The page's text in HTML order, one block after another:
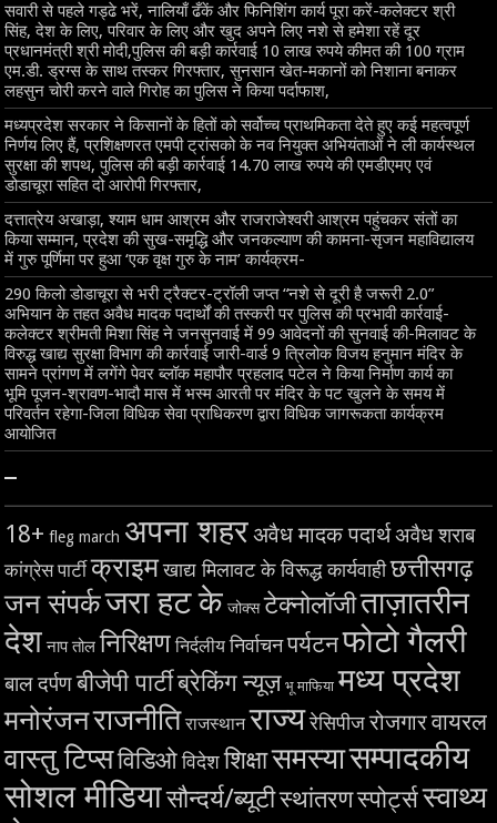
सवारी से पहले गड्ढे भरें, नालियाँ ढँकें और फिनिशिंग कार्य पूरा करें-कलेक्टर श्री
सिंह, देश के लिए, परिवार के लिए और खुद अपने लिए नशे से हमेशा रहें दूर
प्रधानमंत्री श्री मोदी,पुलिस की बड़ी कार्रवाई 10 लाख रुपये कीमत की 100 ग्राम
एम.डी. ड्रग्स के साथ तस्कर गिरफ्तार, सुनसान खेत-मकानों को निशाना बनाकर
लहसुन चोरी करने वाले गिरोह का पुलिस ने किया पर्दाफाश,
मध्यप्रदेश सरकार ने किसानों के हितों को सर्वोच्च प्राथमिकता देते हुए कई महत्वपूर्ण
निर्णय लिए हैं, प्रशिक्षणरत एमपी ट्रांसको के नव नियुक्त अभियंताओं ने ली कार्यस्थल
सुरक्षा की शपथ, पुलिस की बड़ी कार्रवाई 14.70 लाख रुपये की एमडीएमए एवं
डोडाचूरा सहित दो आरोपी गिरफ्तार,
दत्तात्रेय अखाड़ा, श्याम धाम आश्रम और राजराजेश्वरी आश्रम पहुंचकर संतों का
किया सम्मान, प्रदेश की सुख-समृद्धि और जनकल्याण की कामना-सृजन महाविद्यालय
में गुरु पूर्णिमा पर हुआ ‘एक वृक्ष गुरु के नाम’ कार्यक्रम-
290 किलो डोडाचूरा से भरी ट्रैक्टर-ट्रॉली जप्त “नशे से दूरी है जरूरी 2.0”
अभियान के तहत अवैध मादक पदार्थों की तस्करी पर पुलिस की प्रभावी कार्रवाई-
कलेक्टर श्रीमती मिशा सिंह ने जनसुनवाई में 99 आवेदनों की सुनवाई की-मिलावट के
विरुद्ध खाद्य सुरक्षा विभाग की कार्रवाई जारी-वार्ड 9 त्रिलोक विजय हनुमान मंदिर के
सामने प्रांगण में लगेंगे पेवर ब्लॉक महापौर प्रहलाद पटेल ने किया निर्माण कार्य का
भूमि पूजन-श्रावण-भादौ मास में भस्म आरती पर मंदिर के पट खुलने के समय में
परिवर्तन रहेगा-जिला विधिक सेवा प्राधिकरण द्वारा विधिक जागरूकता कार्यक्रम
आयोजित
–
18+ fleg march अपना शहरअवैध मादक पदार्थअवैध शराब
कांग्रेस पार्टी क्राइमखाद्य मिलावट के विरूद्ध कार्यवाहीछत्तीसगढ़
जन संपर्कजरा हट के जोक्स टेक्नोलॉजीताज़ातरीन
देश नाप तोल निरिक्षण निर्दलीय निर्वाचनपर्यटनफोटो गैलरी
बाल दर्पणबीजेपी पार्टीब्रेकिंग न्यूज़ भू माफिया मध्य प्रदेश
मनोरंजनराजनीति राजस्थान राज्यरेसिपीज रोजगारवायरल
वास्तु टिप्सविडिओ विदेश शिक्षासमस्यासम्पादकीय
सोशल मीडियासौन्दर्य/ब्यूटीस्थांतरणस्पोर्ट्सस्वाथ्य